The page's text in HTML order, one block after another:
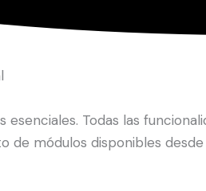
Todas las
módulos disponibles